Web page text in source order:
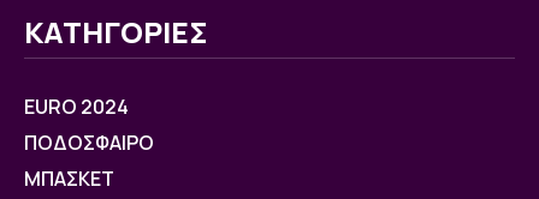
ΚΑΤΗΓΟΡΙΕΣ
EURO 2024
ΠΟΔΟΣΦΑΙΡΟ
ΜΠΑΣΚΕΤ